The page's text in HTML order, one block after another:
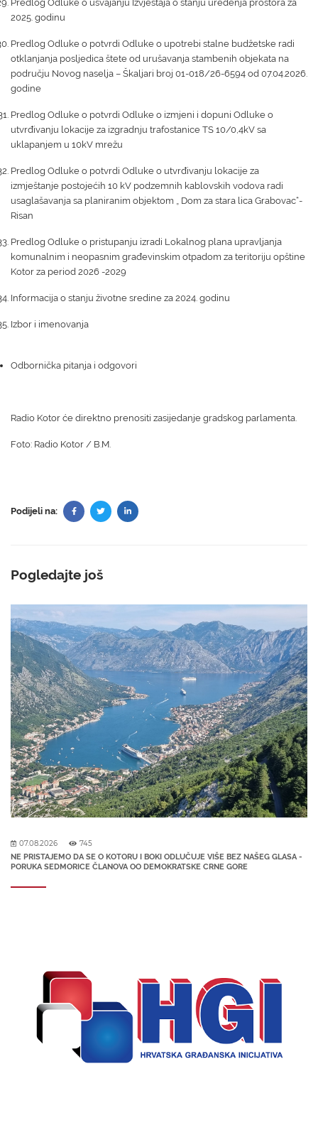
Predlog Odluke o usvajanju Izvještaja o stanju uređenja prostora za
2025. godinu
Predlog Odluke o potvrdi Odluke o upotrebi stalne budžetske radi
otklanjanja posljedica štete od urušavanja stambenih objekata na
području Novog naselja – Škaljari broj 01-018/26-6594 od 07.04.2026.
godine
Predlog Odluke o potvrdi Odluke o izmjeni i dopuni Odluke o
utvrđivanju lokacije za izgradnju trafostanice TS 10/0,4kV sa
uklapanjem u 10kV mrežu
Predlog Odluke o potvrdi Odluke o utvrđivanju lokacije za
izmještanje postojećih 10 kV podzemnih kablovskih vodova radi
usaglašavanja sa planiranim objektom „ Dom za stara lica Grabovac“-
Risan
Predlog Odluke o pristupanju izradi Lokalnog plana upravljanja
komunalnim i neopasnim građevinskim otpadom za teritoriju opštine
Kotor za period 2026 -2029
Informacija o stanju životne sredine za 2024. godinu
Izbor i imenovanja
Odbornička pitanja i odgovori
Radio Kotor će direktno prenositi zasijedanje gradskog parlamenta.
Foto: Radio Kotor / B.M.
Podijeli na:
Pogledajte još
07.08.2026 745
NE PRISTAJEMO DA SE O KOTORU I BOKI ODLUČUJE VIŠE BEZ NAŠEG GLASA -
PORUKA SEDMORICE ČLANOVA OO DEMOKRATSKE CRNE GORE